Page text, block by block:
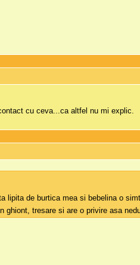
cu ceva...ca altfel nu mi explic.
lipita de burtica mea si bebelina o
ghiont, tresare si are o privire asa